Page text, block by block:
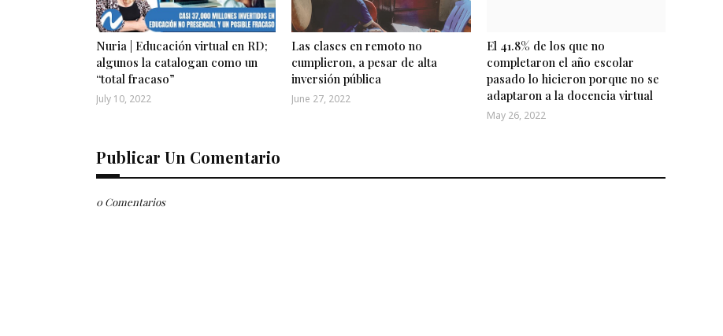
Nuria | Educación virtual en RD;
algunos la catalogan como un
“total fracaso”
July 10, 2022
Las clases en remoto no
cumplieron, a pesar de alta
inversión pública
June 27, 2022
El 41.8% de los que no
completaron el año escolar
pasado lo hicieron porque no se
adaptaron a la docencia virtual
May 26, 2022
Publicar Un Comentario
0 Comentarios